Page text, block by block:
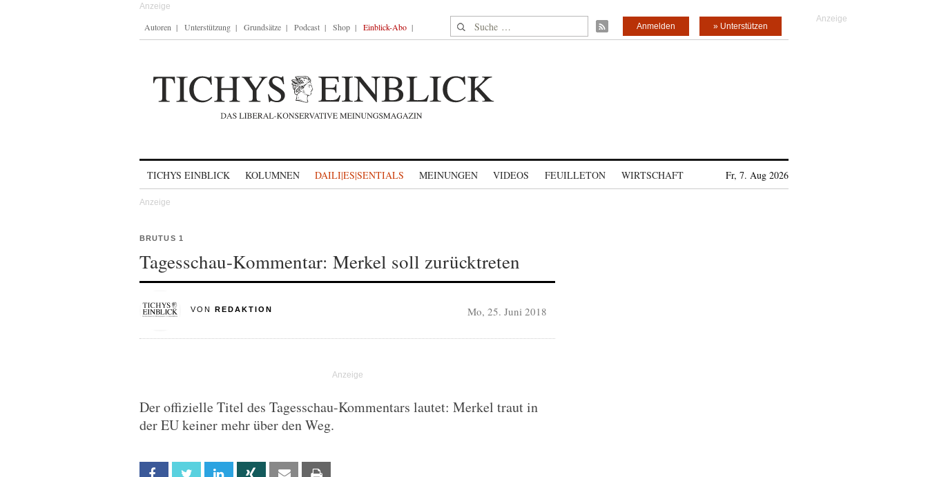
Autoren Unterstützung Grundsätze Podcast Shop Einblick-Abo Suche nach: » Unterstützen
Anmelden
TICHYS EINBLICK KOLUMNEN DAILI|ES|SENTIALS MEINUNGEN VIDEOS FEUILLETON WIRTSCHAFT Fr, 7. Aug 2026
BRUTUS 1
Tagesschau-Kommentar: Merkel soll zurücktreten
VON REDAKTION Mo, 25. Juni 2018
Der offizielle Titel des Tagesschau-Kommentars lautet: Merkel traut in
der EU keiner mehr über den Weg.
Facebook Twitter Linkedin Xing Email